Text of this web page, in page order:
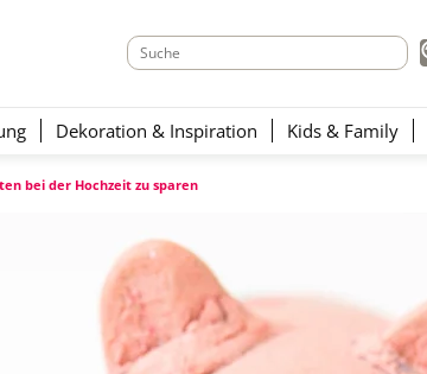
Dekoration & Inspiration Kids & Family
bei der Hochzeit zu sparen